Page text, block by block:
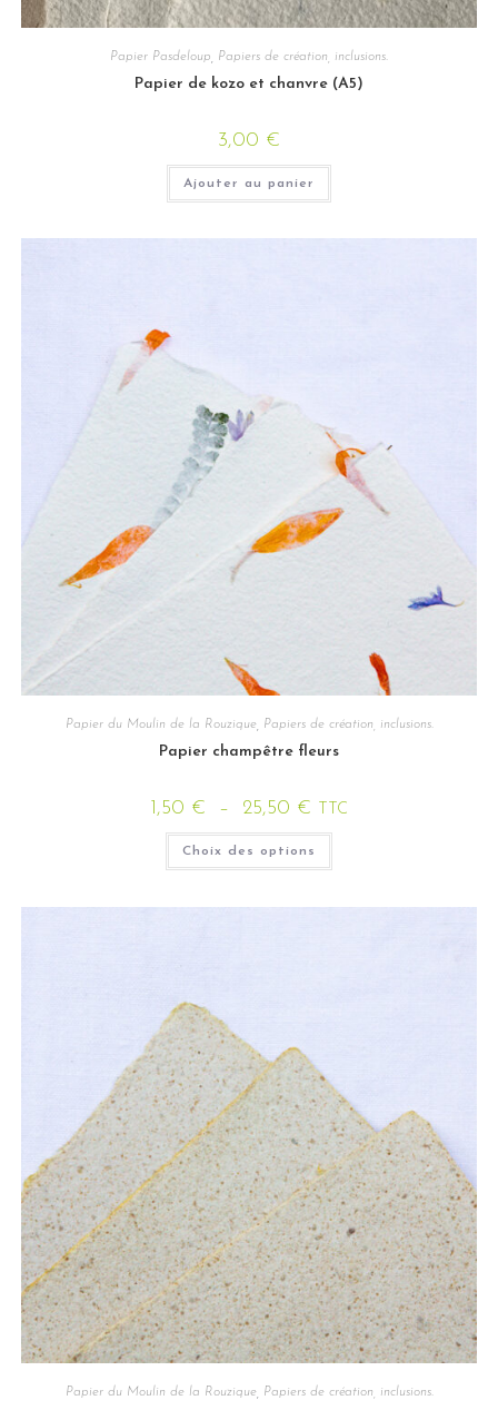
Papier Pasdeloup Papiers de création, inclusions.
Papier de kozo et chanvre (A5)
3,00 €
Ajouter au panier
Papier du Moulin de la Rouzique, Papiers de création, inclusions.
Papier champêtre fleurs
1,50 € – 25,50 € TTC
Choix des options
Papier du Moulin de la Rouzique, Papiers de création, inclusions.